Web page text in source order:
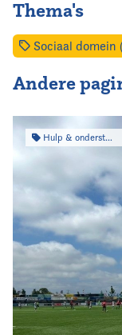
Thema's
Sociaal domein
Andere
Hulp & ondersteuning